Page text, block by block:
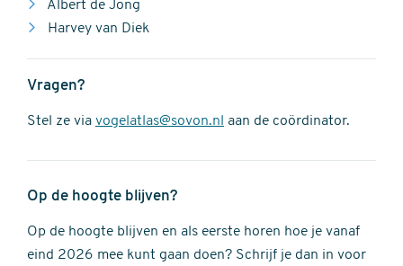
Albert de Jong
Harvey van Diek
Vragen?
Stel ze via vogelatlas@sovon.nl aan de coördinator.
Op de hoogte blijven?
Op de hoogte blijven en als eerste horen hoe je vanaf
eind 2026 mee kunt gaan doen? Schrijf je dan in voor